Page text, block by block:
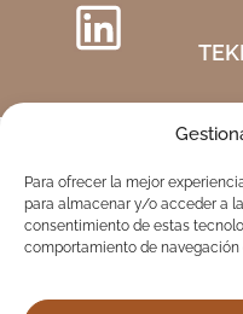
Para ofrecer la mejor
para almacenar y/o acceder a
consentimiento de estas
comportamiento de